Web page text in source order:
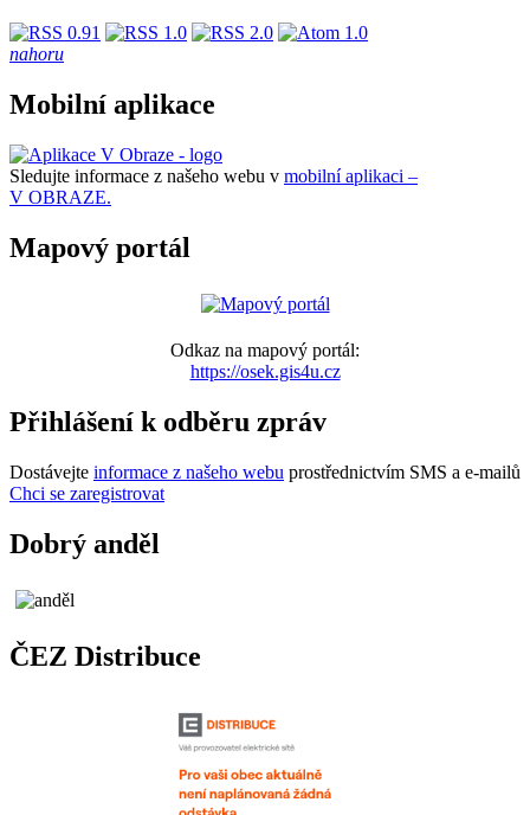
nahoru
Mobilní aplikace
Sledujte informace z našeho webu v mobilní aplikaci –
V OBRAZE.
Mapový portál
Odkaz na mapový portál:
https://osek.gis4u.cz
Přihlášení k odběru zpráv
Dostávejte informace z našeho webu prostřednictvím SMS a e-mailů
Chci se zaregistrovat
Dobrý anděl
ČEZ Distribuce